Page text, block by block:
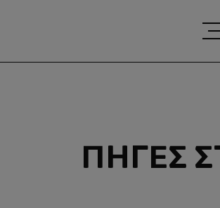
ΠΗΓΈΣ